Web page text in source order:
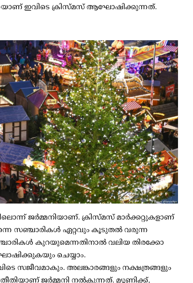
ഇവിടെ ക്രിസ്മസ് ആഘോഷിക്കുന്നത്.
ജര്‍മ്മനിയാണ്. ക്രിസ്മസ് മാര്‍ക്കറ്റുകളാണ്
സഞ്ചാരികള്‍ ഏറ്റവും കൂടുതല്‍ വരുന്ന
കുറയുമെന്നതിനാല്‍ വലിയ തിരക്കോ
ചെയ്യാം.
സജീവമാകും. അലങ്കാരങ്ങളും നക്ഷത്രങ്ങളും
ജര്‍മ്മനി നല്‍കുന്നത്. മ്യൂണിക്ക്,